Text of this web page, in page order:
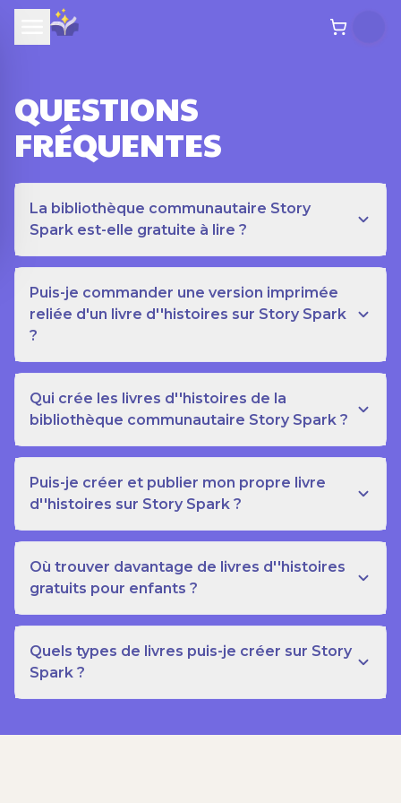
QUESTIONS
FRÉQUENTES
La bibliothèque communautaire Story
Spark est-elle gratuite à lire ?
Puis-je commander une version imprimée
reliée d'un livre d''histoires sur Story Spark
?
Qui crée les livres d''histoires de la
bibliothèque communautaire Story Spark ?
Puis-je créer et publier mon propre livre
d''histoires sur Story Spark ?
Où trouver davantage de livres d''histoires
gratuits pour enfants ?
Quels types de livres puis-je créer sur Story
Spark ?